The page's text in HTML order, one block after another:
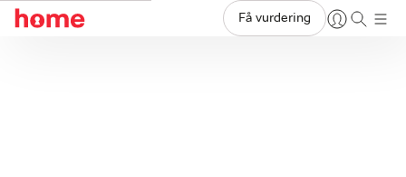
Få vurdering